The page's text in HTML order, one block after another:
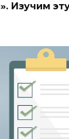
Изучим